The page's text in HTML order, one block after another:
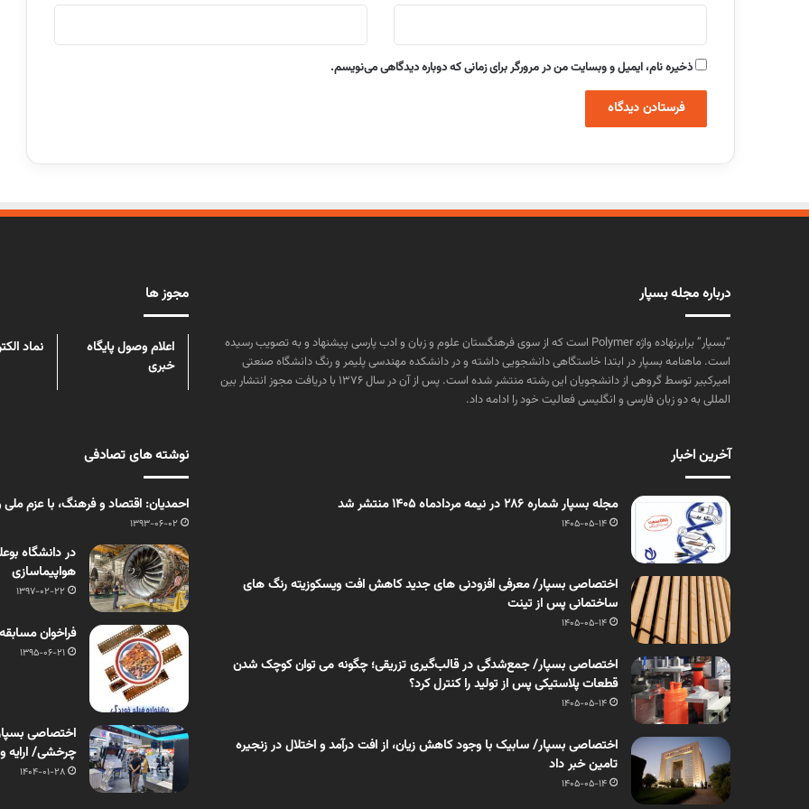
ذخیره نام، ایمیل و وبسایت من در مرورگر برای زمانی که دوباره دیدگاهی می‌نویسم.
درباره مجله بسپار
“بسپار” برابرنهاده واژه Polymer است که از سوی فرهنگستان علوم و زبان و ادب پارسی پیشنهاد و به تصویب رسیده
است. ماهنامه بسپار در ابتدا خاستگاهی دانشجویی داشته و در دانشکده مهندسی پلیمر و رنگ دانشگاه صنعتی
امیرکبیر توسط گروهی از دانشجویان این رشته منتشر شده است. پس از آن در سال ۱۳۷۶ با دریافت مجوز انتشار بین
المللی به دو زبان فارسی و انگلیسی فعالیت خود را ادامه داد.
مجوز ها
اعلام وصول پایگاه
خبری
نماد
آخرین اخبار
مجله بسپار شماره 286 در نیمه مردادماه 1405 منتشر شد
1405-05-14
اختصاصی بسپار/ معرفی افزودنی های جدید کاهش افت ویسکوزیته رنگ های
ساختمانی پس از تینت
1405-05-14
اختصاصی بسپار/ جمع‌شدگی در قالب‌گیری تزریقی؛ چگونه می توان کوچک شدن
قطعات پلاستیکی پس از تولید را کنترل کرد؟
1405-05-14
اختصاصی بسپار/ سابیک با وجود کاهش زیان، از افت درآمد و اختلال در زنجیره
تامین خبر داد
1405-05-14
نوشته های تصادفی
احمدیان: اقتصاد و فرهنگ، با عزم
1393-06-02
در دانشگاه
هواپیماسازی
1397-02-22
فراخوان
1395-06-21
چرخشی/ ارایه و معرفی ۱۴
1404-01-28